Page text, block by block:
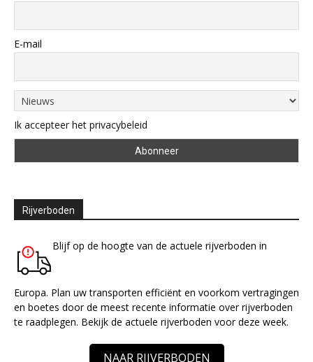
E-mail
Ik accepteer het privacybeleid
Rijverboden
Blijf op de hoogte van de actuele rijverboden in
Europa. Plan uw transporten efficiënt en voorkom vertragingen
en boetes door de meest recente informatie over rijverboden
te raadplegen. Bekijk de actuele rijverboden voor deze week.
NAAR RIJVERBODEN